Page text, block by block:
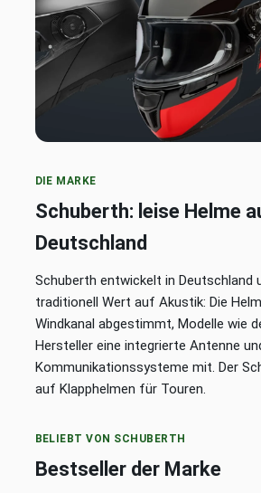
DIE MARKE
Schuberth: leise Helme
Deutschland
Schuberth entwickelt in Deutschland
traditionell Wert auf Akustik: Die
Windkanal abgestimmt, Modelle wie
Hersteller eine integrierte Antenne
Kommunikationssysteme mit. Der
auf Klapphelmen für Touren.
BELIEBT VON SCHUBERTH
Bestseller der Marke